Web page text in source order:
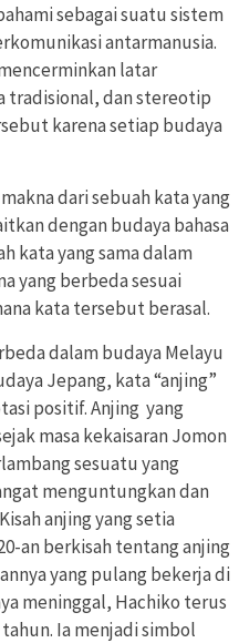
sebagai suatu sistem
antarmanusia.
latar
tradisional, dan stereotip
karena setiap budaya
dari sebuah kata yang
dengan budaya bahasa
kata yang sama dalam
yang berbeda sesuai
kata tersebut berasal.
dalam budaya Melayu
Jepang, kata “anjing”
positif. Anjing yang
masa kekaisaran Jomon
sesuatu yang
menguntungkan dan
anjing yang setia
an berkisah tentang anjing
yang pulang bekerja di
meninggal, Hachiko terus
Ia menjadi simbol